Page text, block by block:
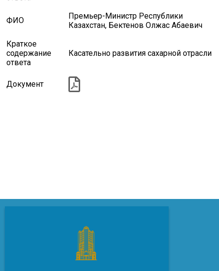
ФИО
Премьер-Министр Республики
Казахстан, Бектенов Олжас Абаевич
Краткое
содержание
ответа
Касательно развития сахарной отрасли
Документ